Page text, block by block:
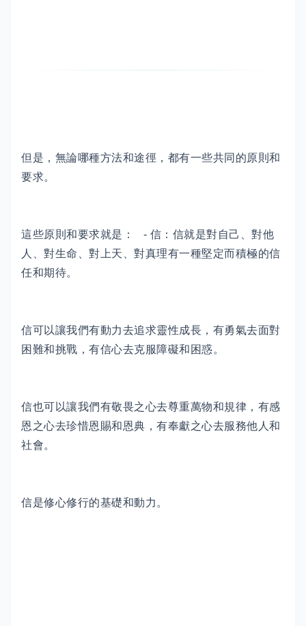
但是，無論哪種方法和途徑，都有一些共同的原則和
要求。
這些原則和要求就是： - 信：信就是對自己、對他
人、對生命、對上天、對真理有一種堅定而積極的信
任和期待。
信可以讓我們有動力去追求靈性成長，有勇氣去面對
困難和挑戰，有信心去克服障礙和困惑。
信也可以讓我們有敬畏之心去尊重萬物和規律，有感
恩之心去珍惜恩賜和恩典，有奉獻之心去服務他人和
社會。
信是修心修行的基礎和動力。